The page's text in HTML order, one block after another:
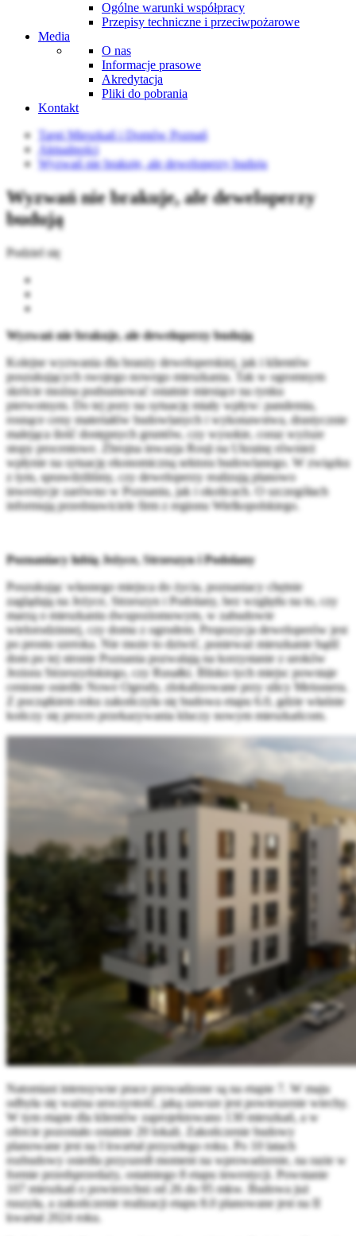
Ogólne warunki współpracy
Przepisy techniczne i przeciwpożarowe
Media
O nas
Informacje prasowe
Akredytacja
Pliki do pobrania
Kontakt
Targi Mieszkań i Domów Poznań
Aktualności
Wyzwań nie brakuje, ale deweloperzy budują
Wyzwań nie brakuje, ale deweloperzy
budują
Podziel się
Wyzwań nie brakuje, ale deweloperzy budują
Kolejne wyzwania dla branży deweloperskiej, jak i klientów
poszukujących swojego nowego mieszkania. Tak w ogromnym
skrócie można podsumować ostatnie miesiące na rynku
pierwotnym. Do tej pory na sytuację miały wpływ: pandemia,
rosnące ceny materiałów budowlanych i wykonawstwa, drastycznie
malejąca ilość dostępnych gruntów, czy wysokie, coraz wyższe
stopy procentowe. Zbrojna inwazja Rosji na Ukrainę również
wpłynie na sytuację ekonomiczną sektora budowlanego. W związku
z tym, sprawdziliśmy, czy deweloperzy realizują planowo
inwestycje zarówno w Poznaniu, jak i okolicach. O szczegółach
informują przedstawiciele firm z regionu Wielkopolskiego.
Poznaniacy lubią Jeżyce, Strzeszyn i Podolany
Poszukując własnego miejsca do życia, poznaniacy chętnie
zaglądają na Jeżyce, Strzeszyn i Podolany, bez względu na to, czy
marzą o mieszkaniu dwupoziomowym, w zabudowie
wielorodzinnej, czy domu z ogrodem. Propozycja deweloperów jest
po prostu szeroka. Nie może to dziwić, ponieważ mieszkanie bądź
dom po tej stronie Poznania pozwalają na korzystanie z uroków
Jeziora Strzeszyńskiego, czy Rusałki. Blisko tych miejsc powstaje
cenione osiedle Nowe Ogrody, zlokalizowane przy ulicy Meissnera.
Z początkiem roku zakończyła się budowa etapu 6.0, gdzie właśnie
kończy się proces przekazywania kluczy nowym mieszkańcom.
Natomiast intensywne prace prowadzone są na etapie 7. W maju
odbyła się ważna uroczystość, jaką zawsze jest powieszenie wiechy.
W tym etapie dla klientów zaprojektowano 130 mieszkań, a w
ofercie pozostało ostatnie 20 lokali. Zakończenie budowy
planowane jest na I kwartał przyszłego roku. Po 10 latach
rozbudowy osiedla przyszedł moment na wprowadzenie, na razie w
formie przedsprzedaży, ostatniego 8 etapu inwestycji. Powstanie
107 mieszkań o powierzchni od 26 do 95 mkw. Budowa już
ruszyła, a zakończenie realizacji etapu 8.0 planowane jest na II
kwartał 2024 roku.